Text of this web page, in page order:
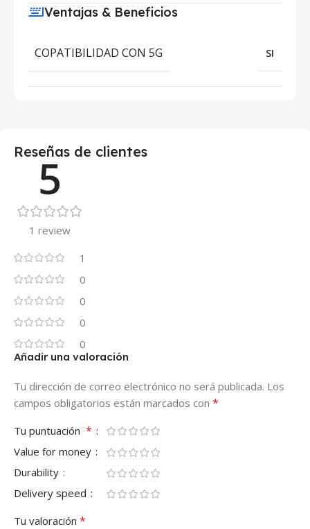
Ventajas & Beneficios
COPATIBILIDAD CON 5G SI
Reseñas de clientes
5
1 review
1
0
0
0
0
Añadir una valoración
Tu dirección de correo electrónico no será publicada. Los
campos obligatorios están marcados con *
Tu puntuación *
Value for money
Durability
Delivery speed
Tu valoración *